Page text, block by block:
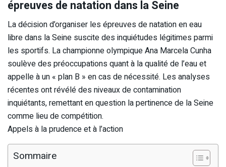
épreuves de natation dans la Seine
La décision d’organiser les épreuves de natation en eau
libre dans la Seine suscite des inquiétudes légitimes parmi
les sportifs. La championne olympique Ana Marcela Cunha
soulève des préoccupations quant à la qualité de l’eau et
appelle à un « plan B » en cas de nécessité. Les analyses
récentes ont révélé des niveaux de contamination
inquiétants, remettant en question la pertinence de la Seine
comme lieu de compétition.
Appels à la prudence et à l’action
Sommaire